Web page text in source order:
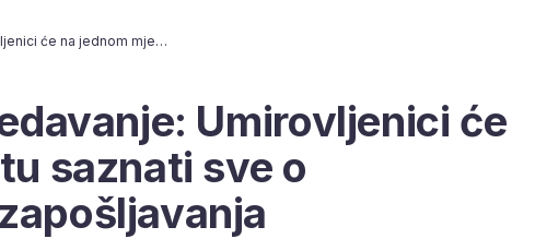
Informativno predavanje: Umirovljenici će na jednom mjestu saznati sve o mogućnostima zapošljavanja
Umirovljenici će
saznati sve o